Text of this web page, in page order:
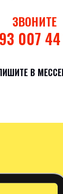
ЗВОНИТЕ
007 44
В